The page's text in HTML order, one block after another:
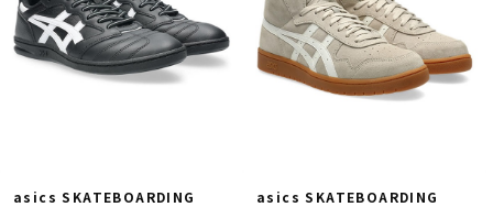
asics SKATEBOARDING asics SKATEBOARDING